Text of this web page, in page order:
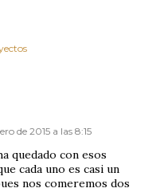
de 2015 a las 8:15
quedado con esos
cada uno es casi un
nos comeremos dos